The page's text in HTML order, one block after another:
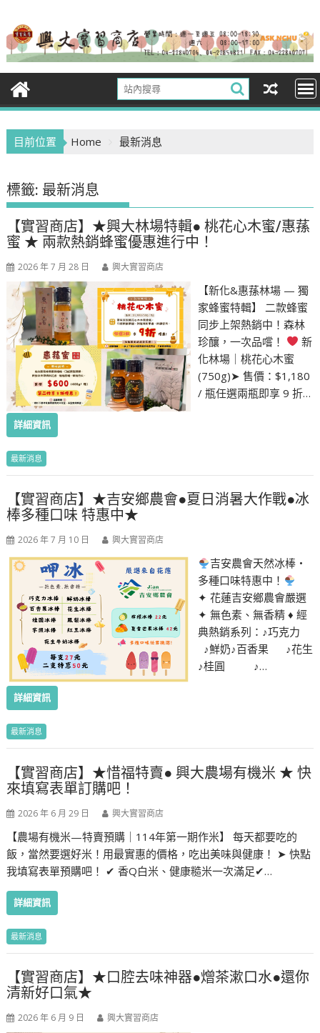
content
目前位置 Home 最新消息
標籤: 最新消息
【實習商店】★興大林場特輯● 桃花心木蜜/惠蓀
蜜 ★ 兩款熱銷蜂蜜優惠進行中！
2026 年 7 月 28 日 興大實習商店
【新化&惠蓀林場 — 獨
家蜂蜜特輯】 二款蜂蜜
同步上架熱銷中！森林
珍釀，一次品嚐！
新
化林場｜桃花心木蜜
(750g)➤ 售價：$1,180
/ 瓶任選兩瓶即享 9 折…
詳細資訊
最新消息
【實習商店】★吉安鄉農會●夏日消暑大作戰●冰
棒多種口味 特惠中★
2026 年 7 月 10 日 興大實習商店
吉安農會天然冰棒・
多種口味特惠中！
✦ 花蓮吉安鄉農會嚴選
✦ 無色素、無香精 ♦ 經
典熱銷系列：♪巧克力
♪鮮奶♪百香果 ♪花生
♪桂圓 ♪…
詳細資訊
最新消息
【實習商店】★惜福特賣● 興大農場有機米 ★ 快
來填寫表單訂購吧！
2026 年 6 月 29 日 興大實習商店
【農場有機米—特賣預購｜114年第一期作米】 每天都要吃的
飯，當然要選好米！用最實惠的價格，吃出美味與健康！ ➤ 快點
我填寫表單預購吧！ ✔ 香Q白米、健康糙米一次滿足✔…
詳細資訊
最新消息
【實習商店】★口腔去味神器●熷茶漱口水●還你
清新好口氣★
2026 年 6 月 9 日 興大實習商店